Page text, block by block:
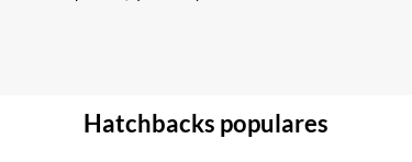
Hatchbacks populares